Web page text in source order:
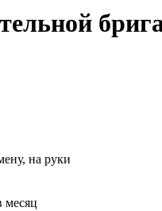
на руки
месяц